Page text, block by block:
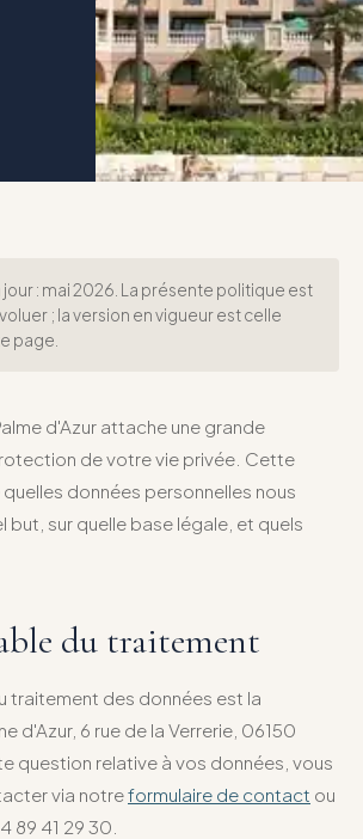
: mai 2026. La présente politique est
; la version en vigueur est celle
page.
d'Azur attache une grande
de votre vie privée. Cette
données personnelles nous
but, sur quelle base légale, et quels
du traitement
traitement des données est la
d'Azur, 6 rue de la Verrerie, 06150
question relative à vos données, vous
via notreformulaire de contact ou
89 41 29 30.